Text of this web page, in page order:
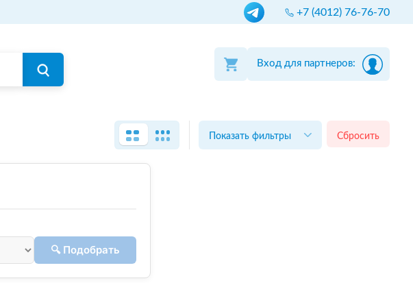
+7 (4012) 76-76-70
Вход для партнеров:
Показать фильтры Сбросить
🔍 Подобрать